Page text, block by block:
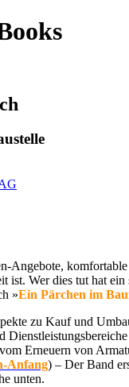
Angebote,
ist. Wer dies tut hat
»Ein Pärchen im
zu Kauf und
Erneuern von
Anfang) – Der Band
unten.